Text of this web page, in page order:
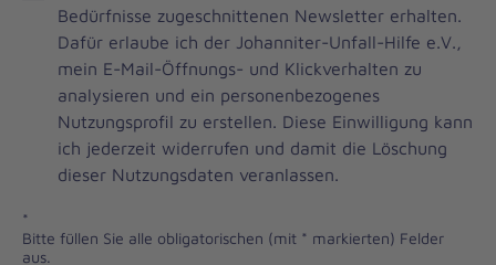
Brevo
Newsletter
Checkbox
Bedürfnisse zugeschnittenen Newsletter erhalten.
Dafür erlaube ich der Johanniter-Unfall-Hilfe e.V.,
mein E-Mail-Öffnungs- und Klickverhalten zu
analysieren und ein personenbezogenes
Nutzungsprofil zu erstellen. Diese Einwilligung kann
ich jederzeit widerrufen und damit die Löschung
dieser Nutzungsdaten veranlassen.
*
Bitte füllen Sie alle obligatorischen (mit * markierten) Felder
aus.